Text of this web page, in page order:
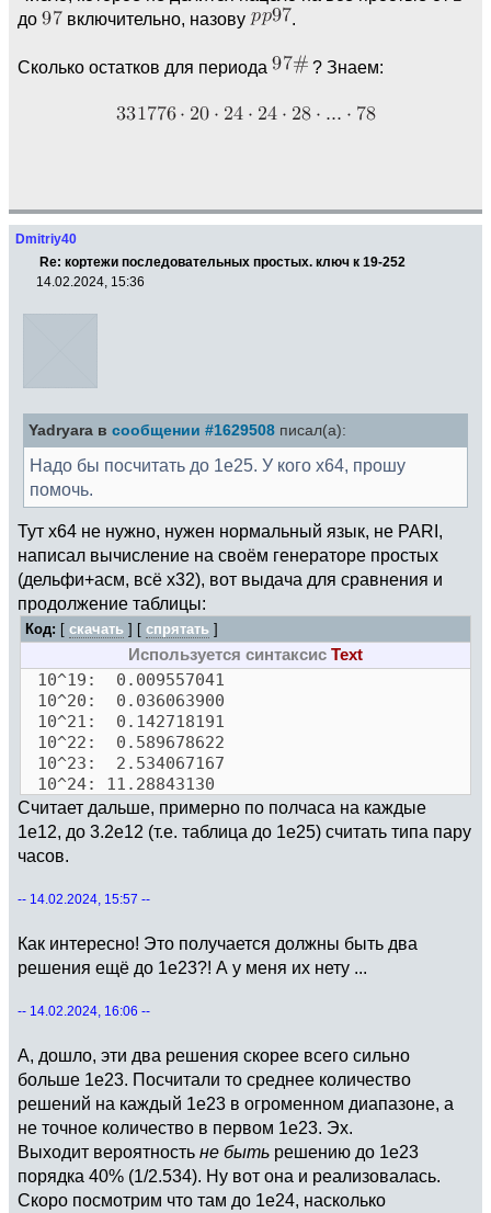
до
включительно, назову
Сколько остатков для периода ? Знаем:
Dmitriy40
Re: кортежи последовательных простых. ключ к 19-252
14.02.2024, 15:36
Yadryara в сообщении #1629508 писал(а):
Надо бы посчитать до 1е25. У кого х64, прошу
помочь.
Тут x64 не нужно, нужен нормальный язык, не PARI,
написал вычисление на своём генераторе простых
(дельфи+асм, всё x32), вот выдача для сравнения и
продолжение таблицы:
Код: [скачать ] [спрятать ]
Используется синтаксис Text
10^19: 0.009557041
10^20: 0.036063900
10^21: 0.142718191
10^22: 0.589678622
10^23: 2.534067167
10^24: 11.28843130
Считает дальше, примерно по полчаса на каждые
1e12, до 3.2e12 (т.е. таблица до 1e25) считать типа пару
часов.
-- 14.02.2024, 15:57 --
Как интересно! Это получается должны быть два
решения ещё до 1e23?! А у меня их нету ...
-- 14.02.2024, 16:06 --
А, дошло, эти два решения скорее всего сильно
больше 1e23. Посчитали то среднее количество
решений на каждый 1e23 в огроменном диапазоне, а
не точное количество в первом 1e23. Эх.
Выходит вероятность не быть решению до 1e23
порядка 40% (1/2.534). Ну вот она и реализовалась.
Скоро посмотрим что там до 1e24, насколько